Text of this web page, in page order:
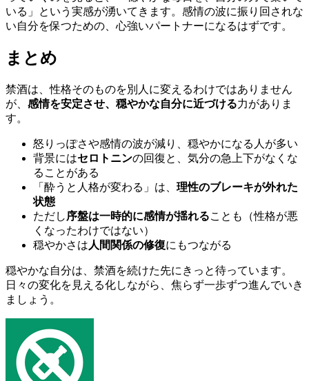
いる」という実感が湧いてきます。感情の波に振り回されな
い自分を保つための、心強いパートナーになるはずです。
まとめ
禁酒は、性格そのものを別人に変えるわけではありません
が、 感情を安定させ、穏やかな自分に近づける力がありま
す。
怒りっぽさや感情の波が減り、穏やかになる人が多い
背景にはセロトニンの回復と、気分の急上下がなくな
ることがある
「酔うと人格が変わる」は、 理性のブレーキが外れた
状態
ただし 序盤は一時的に感情が揺れることも（性格が悪
くなったわけではない）
穏やかさは 人間関係の修復にもつながる
穏やかな自分は、禁酒を続けた先にきっと待っています。
日々の変化を見える化しながら、焦らず一歩ずつ進んでいき
ましょう。